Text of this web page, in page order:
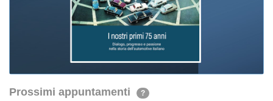
Prossimi appuntamenti ?